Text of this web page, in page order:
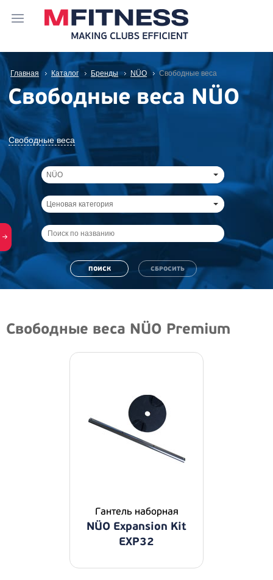
Главная Каталог Бренды NÜO Свободные веса
Свободные веса NÜO
Свободные веса
NÜO
Ценовая категория
Свободные веса NÜO Premium
Гантель наборная
NÜO Expansion Kit
EXP32